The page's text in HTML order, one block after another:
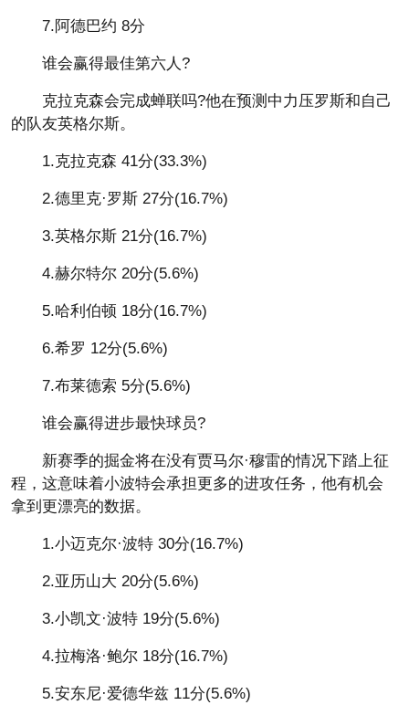
7.阿德巴约 8分
谁会赢得最佳第六人?
克拉克森会完成蝉联吗?他在预测中力压罗斯和自己
的队友英格尔斯。
1.克拉克森 41分(33.3%)
2.德里克·罗斯 27分(16.7%)
3.英格尔斯 21分(16.7%)
4.赫尔特尔 20分(5.6%)
5.哈利伯顿 18分(16.7%)
6.希罗 12分(5.6%)
7.布莱德索 5分(5.6%)
谁会赢得进步最快球员?
新赛季的掘金将在没有贾马尔·穆雷的情况下踏上征
程，这意味着小波特会承担更多的进攻任务，他有机会
拿到更漂亮的数据。
1.小迈克尔·波特 30分(16.7%)
2.亚历山大 20分(5.6%)
3.小凯文·波特 19分(5.6%)
4.拉梅洛·鲍尔 18分(16.7%)
5.安东尼·爱德华兹 11分(5.6%)